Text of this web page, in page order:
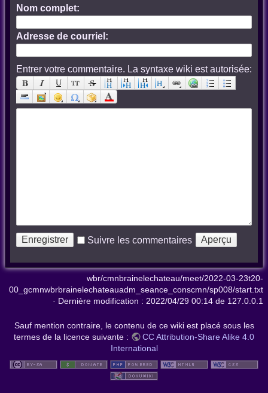
Nom complet:
Adresse de courriel:
Entrer votre commentaire. La syntaxe wiki est autorisée:
Suivre les commentaires
wbr/cmnbrainelechateau/meet/2022-03-23t20-
00_gcmnwbrbrainelechateauadm_seance_conscmn/sp008/start.txt
· Dernière modification : 2022/04/29 00:14 de 127.0.0.1
Sauf mention contraire, le contenu de ce wiki est placé sous les
termes de la licence suivante :
CC Attribution-Share Alike 4.0
International